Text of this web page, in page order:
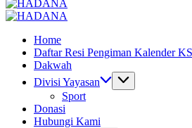
Yayasan
Hidayah
Sunnah
Cahaya
Hidayah
Sunnah
Home
Daftar Resi Pengiman Kalender
Dakwah
Divisi Yayasan
Sport
Donasi
Hubungi Kami